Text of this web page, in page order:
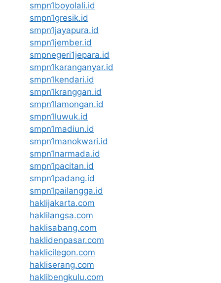
smpn1boyolali.id
smpn1gresik.id
smpn1jayapura.id
smpn1jember.id
smpnegeri1jepara.id
smpn1karanganyar.id
smpn1kendari.id
smpn1kranggan.id
smpn1lamongan.id
smpn1luwuk.id
smpn1madiun.id
smpn1manokwari.id
smpn1narmada.id
smpn1pacitan.id
smpn1padang.id
smpn1pailangga.id
haklijakarta.com
haklilangsa.com
haklisabang.com
haklidenpasar.com
haklicilegon.com
hakliserang.com
haklibengkulu.com